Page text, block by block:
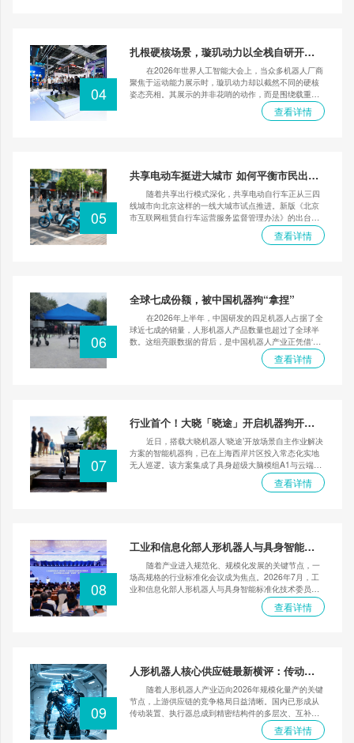
04
扎根硬核场景，璇玑动力以全栈自研开辟
四足机器人落地新路径
在2026年世界人工智能大会上，当众多机器人厂商
聚焦于运动能力展示时，璇玑动力却以截然不同的硬核
姿态亮相。其展示的并非花哨的动作，而是围绕载重性
能与行业场景展开的规模化应用能力。通过底层轴向磁
通电机到上层算法的全栈自研，璇玑动力构建了难以复
化、高确定性的商业化落地路径。
查看详情
05
共享电动车挺进大城市 如何平衡市民出行
需求与城市交通治理？
随着共享出行模式深化，共享电动自行车正从三四
线城市向北京这样的一线大城市试点推进。新版《北京
市互联网租赁自行车运营服务监督管理办法》的出台，
标志着这一新兴业态进入强监管时代。新规不仅明确了
集中充电场所的安全标准、严禁向未满16周岁人员提供
态调控，在满足市民短途出行需求与维护城市交通秩序
之间找到关键平衡点。
查看详情
06
全球七成份额，被中国机器狗“拿捏”
在2026年上半年，中国研发的四足机器人占据了全
球近七成的销量，人形机器人产品数量也超过了全球半
数。这组亮眼数据的背后，是中国机器人产业正凭借‘便
宜能打’的实战能力在全球市场站稳脚跟。它们不再是实
验室的昂贵样品，而是活跃于墨西哥世界杯场馆、日本
链成熟后的技术外溢效应。这三大因素共同推动中国机
器人实现了从‘实验室’到‘实战场’的跨越。
查看详情
07
行业首个！大晓「晓途」开启机器狗开放
场景7×24小时自主运营新模式
近日，搭载大晓机器人‘晓途’开放场景自主作业解决
方案的智能机器狗，已在上海西岸片区投入常态化实地
无人巡逻。该方案集成了具身超级大脑模组A1与云端智
能管控平台，赋予了机器狗在复杂开放街区中自主导
航、智能避障与实时研判的能力，彻底摆脱了对预设轨
模式，为提升公共空间精细化治理效能树立了可复制的
标杆。
查看详情
08
工业和信息化部人形机器人与具身智能标
准化技术委员会2026年度全体会议暨“标准
周”活动在浙江绍兴召开
随着产业进入规范化、规模化发展的关键节点，一
场高规格的行业标准化会议成为焦点。2026年7月，工
业和信息化部人形机器人与具身智能标准化技术委员会
年度全体会议在浙江绍兴上虞举行，会议汇聚了主管部
门领导、顶级学者及产业链头部企业代表。本次会议不
在通过标准引领与技术开源，筑牢安全根基，加速人形
机器人从技术展示迈向真正的产业化落地，为我国抢占
未来产业高地提供有力支撑。
查看详情
09
人形机器人核心供应链最新横评：传动与
结构件赛道选型参考
随着人形机器人产业迈向2026年规模化量产的关键
节点，上游供应链的竞争格局日益清晰。国内已形成从
传动装置、执行器总成到精密结构件的多层次、互补性
产业生态。本文聚焦长盈精密、拓普集团、绿的谐波、
浙江云芯机器人、旭升集团、爱柯迪这六家各具代表性
查看详情